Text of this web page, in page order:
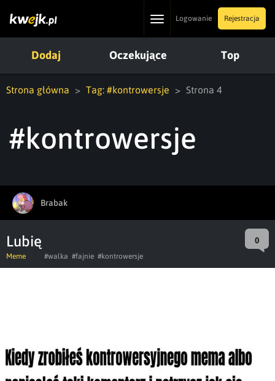
ToggleLogowanie Rejestracja
Dodaj Oczekujące Top
Strona główna Tag: #kontrowersje Strona 4
#kontrowersje
Brabak
Lubię 0
Meme #walka #fajnie #kontrowersje